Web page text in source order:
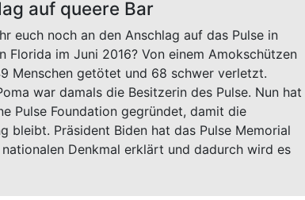
auf queere Bar
euch noch an den Anschlag auf das Pulse in
Florida im Juni 2016? Von einem Amokschützen
Menschen getötet und 68 schwer verletzt.
war damals die Besitzerin des Pulse. Nun hat
Pulse Foundation gegründet, damit die
bleibt. Präsident Biden hat das Pulse Memorial
nationalen Denkmal erklärt und dadurch wird es